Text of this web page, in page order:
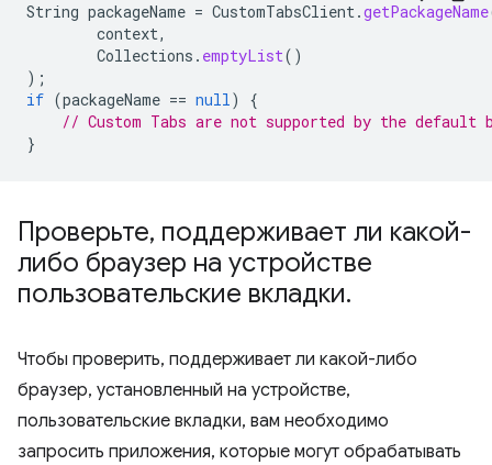
String packageName = CustomTabsClient.getPackageName
context,
Collections . emptyList()
);
if (packageName == null)
{
// Custom Tabs are not supported by the default
}
Проверьте, поддерживает ли какой-
либо браузер на устройстве
пользовательские вкладки.
Чтобы проверить, поддерживает ли какой-либо
браузер, установленный на устройстве,
пользовательские вкладки, вам необходимо
запросить приложения, которые могут обрабатывать